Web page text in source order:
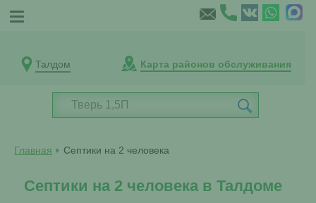
Талдом Карта районов обслуживания
Главная Септики на 2 человека
Септики на 2 человека в Талдоме